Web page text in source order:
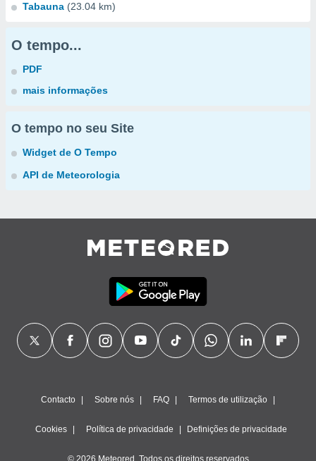
Tabauna (23.04 km)
O tempo...
PDF
mais informações
O tempo no seu Site
Widget de O Tempo
API de Meteorologia
Contacto Sobre nós FAQ Termos de utilização
Cookies Política de privacidade Definições de privacidade
© 2026 Meteored. Todos os direitos reservados